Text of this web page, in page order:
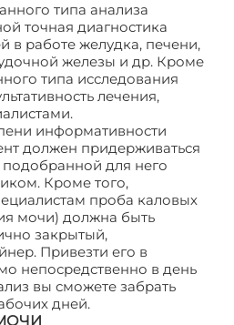
типа анализа
точная диагностика
в работе желудка, печени,
железы и др. Кроме
типа исследования
лечения,
информативности
должен придерживаться
для него
Кроме того,
проба каловых
мочи) должна быть
закрытый,
Привезти его в
непосредственно в день
вы сможете забрать
дней.